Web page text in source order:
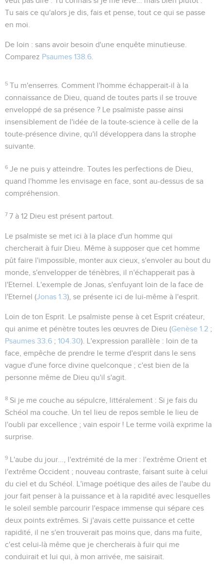
Tu sais ce qu'alors je dis, fais et pense, tout ce qui se passe
en moi.
De loin : sans avoir besoin d'une enquête minutieuse.
Comparez Psaumes 138.6
5 Tu m'enserres . Comment l'homme échapperait-il à la
connaissance de Dieu, quand de toutes parts il se trouve
enveloppé de sa présence ? Le psalmiste passe ainsi
insensiblement de l'idée de la toute-science à celle de la
toute-présence divine, qu'il développera dans la strophe
suivante.
6 Je ne puis y atteindre . Toutes les perfections de Dieu,
quand l'homme les envisage en face, sont au-dessus de sa
compréhension.
7 7 à 12 Dieu est présent partout.
Le psalmiste se met ici à la place d'un homme qui
chercherait à fuir Dieu. Même à supposer que cet homme
pût faire l'impossible, monter aux cieux, s'envoler au bout du
monde, s'envelopper de ténèbres, il n'échapperait pas à
l'Eternel. L'exemple de Jonas, s'enfuyant loin de la face de
l'Eternel (Jonas 1.3), se présente ici de lui-même à l'esprit.
Loin de ton Esprit . Le psalmiste pense à cet Esprit créateur,
qui anime et pénètre toutes les œuvres de Dieu (Genèse 1.2 ;
Psaumes 33.6 ; 104.30). L'expression parallèle : loin de ta
face , empêche de prendre le terme d'esprit dans le sens
vague d'une force divine quelconque ; c'est bien de la
personne même de Dieu qu'il s'agit.
8 Si je me couche au sépulcre , littéralement : Si je fais du
Schéol ma couche . Un tel lieu de repos semble le lieu de
l'oubli par excellence ; vain espoir ! Le terme voilà exprime la
surprise.
9 L'aube du jour..., l'extrémité de la mer : l'extrême Orient et
l'extrême Occident ; nouveau contraste, faisant suite à celui
du ciel et du Schéol. L'image poétique des ailes de l'aube du
jour fait penser à la puissance et à la rapidité avec lesquelles
le soleil semble parcourir l'espace immense qui sépare ces
deux points extrêmes. Si j'avais cette puissance et cette
rapidité, il ne s'en trouverait pas moins que, dans ma fuite,
c'est celui-là même que je chercherais à fuir qui me
conduirait et lui qui, à mon arrivée, me saisirait.